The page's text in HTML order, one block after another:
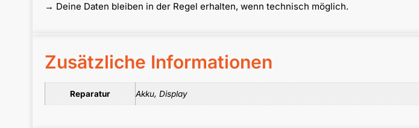
→ Deine Daten bleiben in der Regel erhalten, wenn technisch möglich.
Zusätzliche Informationen
Reparatur Akku, Display